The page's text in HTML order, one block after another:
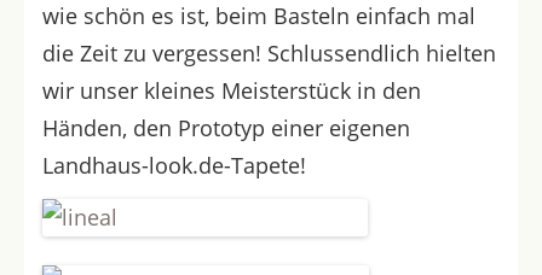
wie schön es ist, beim Basteln einfach mal
die Zeit zu vergessen! Schlussendlich hielten
wir unser kleines Meisterstück in den
Händen, den Prototyp einer eigenen
Landhaus-look.de-Tapete!